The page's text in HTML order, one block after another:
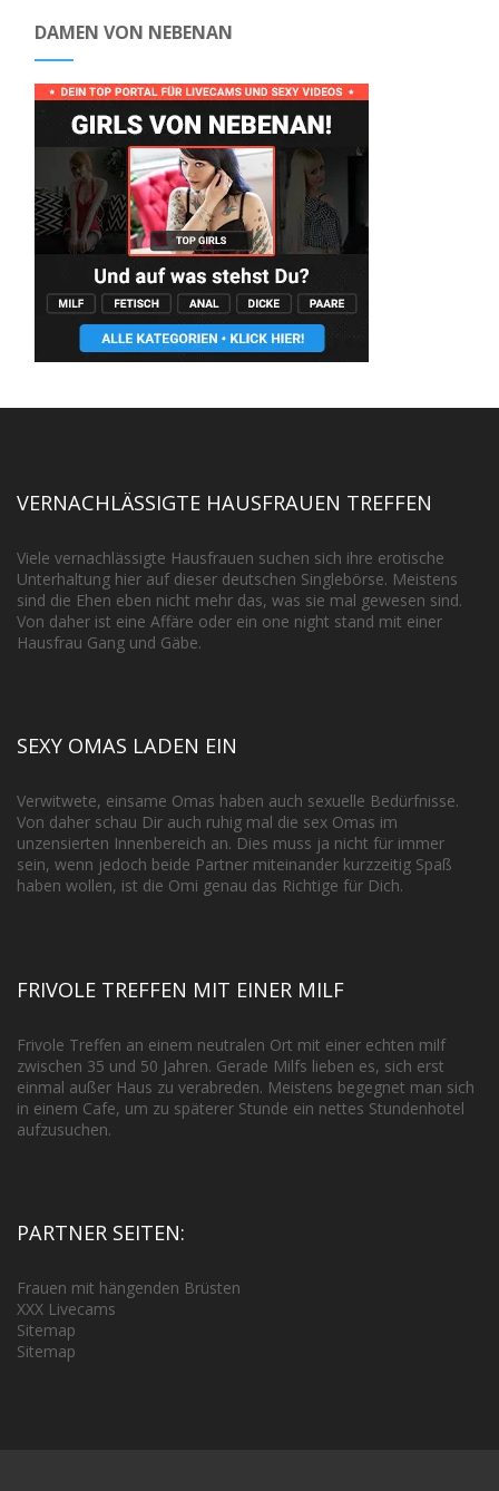
DAMEN VON NEBENAN
VERNACHLÄSSIGTE HAUSFRAUEN TREFFEN
Viele vernachlässigte Hausfrauen suchen sich ihre erotische
Unterhaltung hier auf dieser deutschen Singlebörse. Meistens
sind die Ehen eben nicht mehr das, was sie mal gewesen sind.
Von daher ist eine Affäre oder ein one night stand mit einer
Hausfrau Gang und Gäbe.
SEXY OMAS LADEN EIN
Verwitwete, einsame Omas haben auch sexuelle Bedürfnisse.
Von daher schau Dir auch ruhig mal die sex Omas im
unzensierten Innenbereich an. Dies muss ja nicht für immer
sein, wenn jedoch beide Partner miteinander kurzzeitig Spaß
haben wollen, ist die Omi genau das Richtige für Dich.
FRIVOLE TREFFEN MIT EINER MILF
Frivole Treffen an einem neutralen Ort mit einer echten milf
zwischen 35 und 50 Jahren. Gerade Milfs lieben es, sich erst
einmal außer Haus zu verabreden. Meistens begegnet man sich
in einem Cafe, um zu späterer Stunde ein nettes Stundenhotel
aufzusuchen.
PARTNER SEITEN:
Frauen mit hängenden Brüsten
XXX Livecams
Sitemap
Sitemap